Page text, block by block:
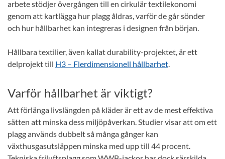
arbete stödjer övergången till en cirkulär textilekonomi
genom att kartlägga hur plagg åldras, varför de går sönder
och hur hållbarhet kan integreras i designen från början.
Hållbara textilier, även kallat durability-projektet, är ett
delprojekt till H3 – Flerdimensionell hållbarhet.
Varför hållbarhet är viktigt?
Att förlänga livslängden på kläder är ett av de mest effektiva
sätten att minska dess miljöpåverkan. Studier visar att om ett
plagg används dubbelt så många gånger kan
växthusgasutsläppen minska med upp till 44 procent.